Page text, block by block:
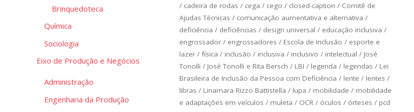
/ cadeira de rodas / cega / cego / closed-caption / Comitê de
Ajudas Técnicas / comunicação aumentativa e alternativa /
deficiência / deficiências / design universal / educação inclusiva /
engrossador/ engrossadores / Escola de Inclusão / esporte e
lazer/ física / inclusão / inclusiva / inclusivo / intelectual / José
Tonolli / José Tonolli e Rita Bersch / LBI / legenda / legendas / Lei
Brasileira de Inclusão da Pessoa com Deficiência / lente / lentes /
libras / Linamara Rizzo Battistella / lupa / mobilidade / mobilidade
e adaptações em veículos / muleta / OCR/ óculos / órteses / pcd
Brinquedoteca
Química
Sociologia
Eixo de Produção e Negócios
Administração
Engenharia da Produção